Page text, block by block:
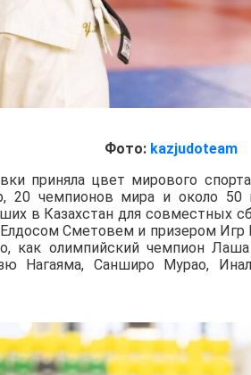
Фото: kazjudoteam
приняла цвет мирового
20 чемпионов мира и около
в Казахстан для совместных
Сметовем и призером
как олимпийский чемпион
Нагаяма, Санширо Мурао,